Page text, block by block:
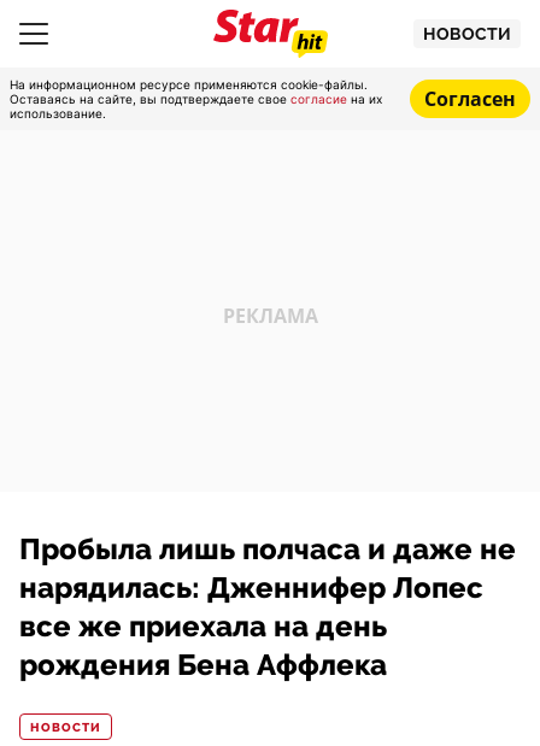
НОВОСТИ
На информационном ресурсе применяются cookie-файлы.
Оставаясь на сайте, вы подтверждаете свое согласие на их
использование.
Согласен
Пробыла лишь полчаса и даже не
нарядилась: Дженнифер Лопес
все же приехала на день
рождения Бена Аффлека
НОВОСТИ